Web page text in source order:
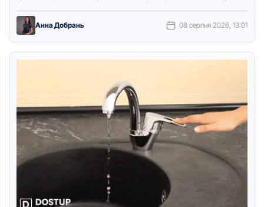
Анна Добрань 08 серпня 2026, 13:01